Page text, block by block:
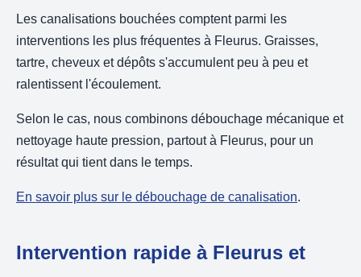
Les canalisations bouchées comptent parmi les
interventions les plus fréquentes à Fleurus. Graisses,
tartre, cheveux et dépôts s'accumulent peu à peu et
ralentissent l'écoulement.
Selon le cas, nous combinons débouchage mécanique et
nettoyage haute pression, partout à Fleurus, pour un
résultat qui tient dans le temps.
En savoir plus sur le débouchage de canalisation.
Intervention rapide à Fleurus et